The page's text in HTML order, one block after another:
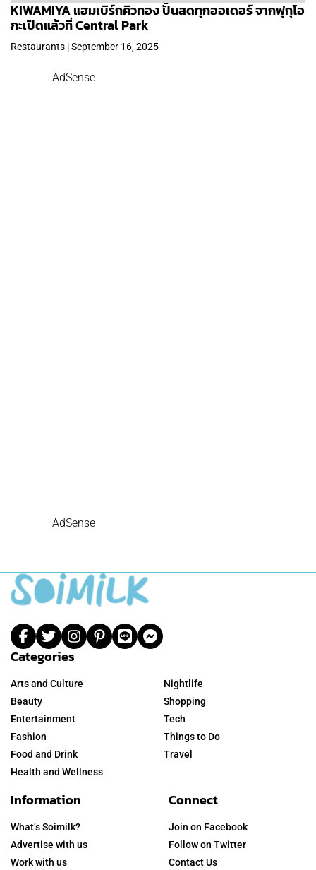
KIWAMIYA แฮมเบิร์กคิวทอง ปั้นสดทุกออเดอร์ จากฟุกุโอ
กะเปิดแล้วที่ Central Park
Restaurants | September 16, 2025
AdSense
AdSense
Categories
Arts and Culture
Beauty
Entertainment
Fashion
Food and Drink
Health and Wellness
Nightlife
Shopping
Tech
Things to Do
Travel
Information
What’s Soimilk?
Advertise with us
Work with us
Connect
Join on Facebook
Follow on Twitter
Contact Us